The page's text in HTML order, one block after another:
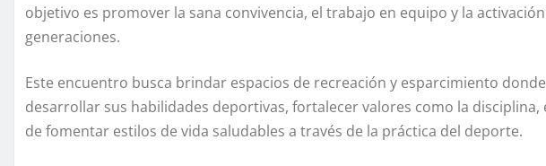
objetivo es promover la sana convivencia, el trabajo en equipo y la
generaciones.
Este encuentro busca brindar espacios de recreación y esparcimiento
desarrollar sus habilidades deportivas, fortalecer valores como la
de fomentar estilos de vida saludables a través de la práctica del deporte.